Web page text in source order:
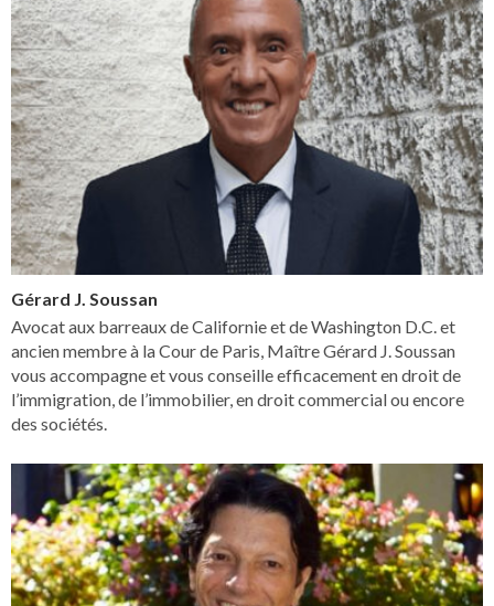
Gérard J. Soussan
Avocat aux barreaux de Californie et de Washington D.C. et
ancien membre à la Cour de Paris, Maître Gérard J. Soussan
vous accompagne et vous conseille efficacement en droit de
l’immigration, de l’immobilier, en droit commercial ou encore
des sociétés.